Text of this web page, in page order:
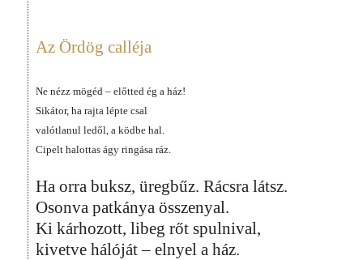
Az Ördög calléja
Ne nézz mögéd – előtted ég a ház!
Sikátor, ha rajta lépte csal
valótlanul ledől, a ködbe hal.
Cipelt halottas ágy ringása ráz.
Ha orra buksz, üregbűz. Rácsra látsz.
Osonva patkánya összenyal.
Ki kárhozott, libeg rőt spulnival,
kivetve hálóját – elnyel a ház.